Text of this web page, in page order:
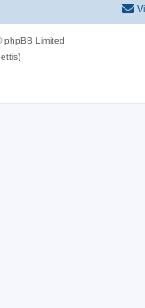
phpBB Limited